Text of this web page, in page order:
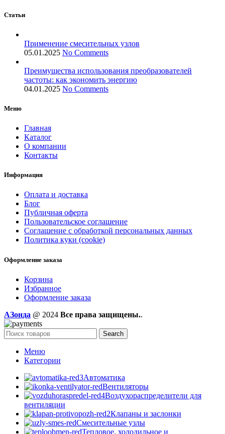
Статьи
Применение смесительных узлов
05.01.2025 No Comments
Преимущества использования преобразователей
частоты: как экономить энергию
04.01.2025 No Comments
Меню
Главная
Каталог
О компании
Контакты
Информация
Оплата и доставка
Блог
Публичная оферта
Пользовательское соглашение
Соглашение с обработкой персональных данных
Политика куки (cookie)
Оформление заказа
Корзина
Избранное
Оформление заказа
AЗонда @ 2024 Все права защищены..
Search
Меню
Категории
Автоматика
Вентиляторы
Воздухораспределители для
вентиляции
Клапаны и заслонки
Смесительные узлы
Тепловое, холодильное и